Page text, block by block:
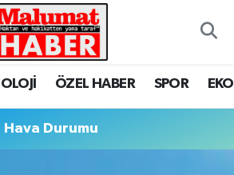
ÖZEL HABER SPOR
Hava Durumu